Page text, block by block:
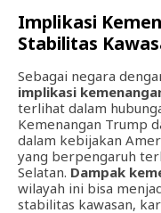
Implikasi
Stabilitas
Sebagai negara
implikasi
terlihat dalam
Kemenangan Trump
dalam kebijakan
yang berpengaruh
Selatan. Dampak
wilayah ini bisa
stabilitas kawasan,